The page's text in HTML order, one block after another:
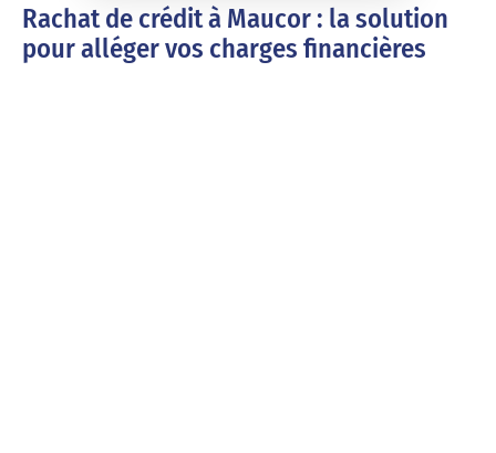
Rachat de crédit à Maucor : la solution
pour alléger vos charges financières